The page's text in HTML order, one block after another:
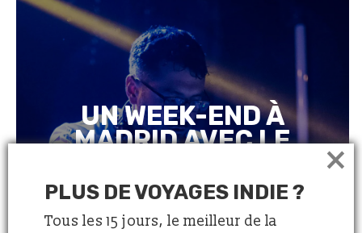
UN WEEK-END À
MADRID AVEC LE
MALARIA
5 avril 2018 6 min. parIndie Guides
PLUS DE VOYAGES INDIE ?
Tous les 15 jours, le meilleur de la
×